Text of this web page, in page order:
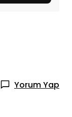
Yorum Yap